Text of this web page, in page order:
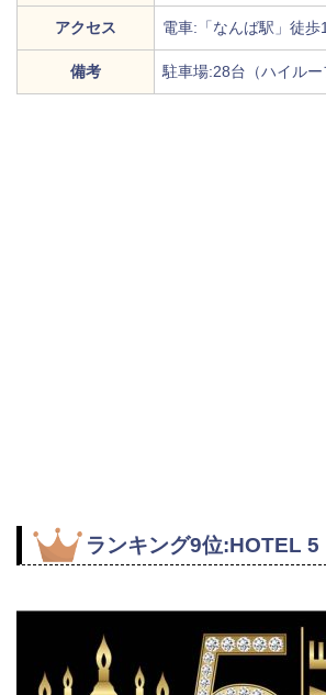
アクセス 電車:「なんば駅」徒歩
備考 駐車場:28台（ハイルー
ランキング9位:HOTEL 5